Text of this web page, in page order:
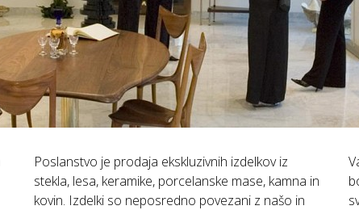
Poslanstvo je prodaja ekskluzivnih izdelkov iz
stekla, lesa, keramike, porcelanske mase, kamna in
kovin. Izdelki so neposredno povezani z našo in